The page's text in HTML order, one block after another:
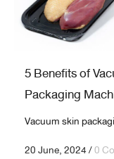
5 Benefits of
Packaging
Vacuum skin
20 June, 2024/0